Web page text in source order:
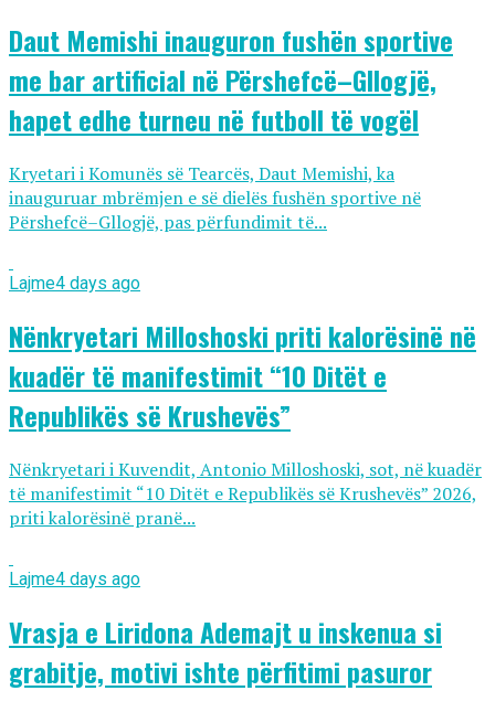
Daut Memishi inauguron fushën sportive
me bar artificial në Përshefcë–Gllogjë,
hapet edhe turneu në futboll të vogël
Kryetari i Komunës së Tearcës, Daut Memishi, ka
inauguruar mbrëmjen e së dielës fushën sportive në
Përshefcë–Gllogjë, pas përfundimit të...
Lajme4 days ago
Nënkryetari Milloshoski priti kalorësinë në
kuadër të manifestimit “10 Ditët e
Republikës së Krushevës”
Nënkryetari i Kuvendit, Antonio Milloshoski, sot, në kuadër
të manifestimit “10 Ditët e Republikës së Krushevës” 2026,
priti kalorësinë pranë...
Lajme4 days ago
Vrasja e Liridona Ademajt u inskenua si
grabitje, motivi ishte përfitimi pasuror